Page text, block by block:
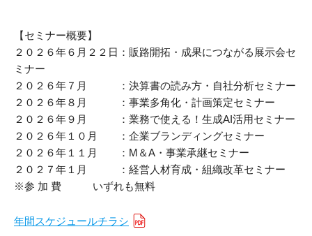
ＤＸ・
施設利用
貸研修室
貸研究開発室
貸出図書・DVD
プライバシーポリシー
サイトポリシー
【セミナー概要】
２０２６年６月２２日：販路開拓・成果につながる展示会セ
ミナー
２０２６年７月 ：決算書の読み方・自社分析セミナー
２０２６年８月 ：事業多角化・計画策定セミナー
２０２６年９月 ：業務で使える！生成AI活用セミナー
２０２６年１０月 ：企業ブランディングセミナー
２０２６年１１月 ：M＆A・事業承継セミナー
２０２７年１月 ：経営人材育成・組織改革セミナー
※参 加 費 いずれも無料
年間スケジュールチラシ